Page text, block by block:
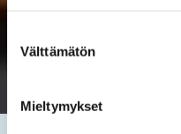
valinta
Välttämätön
Mieltymykset